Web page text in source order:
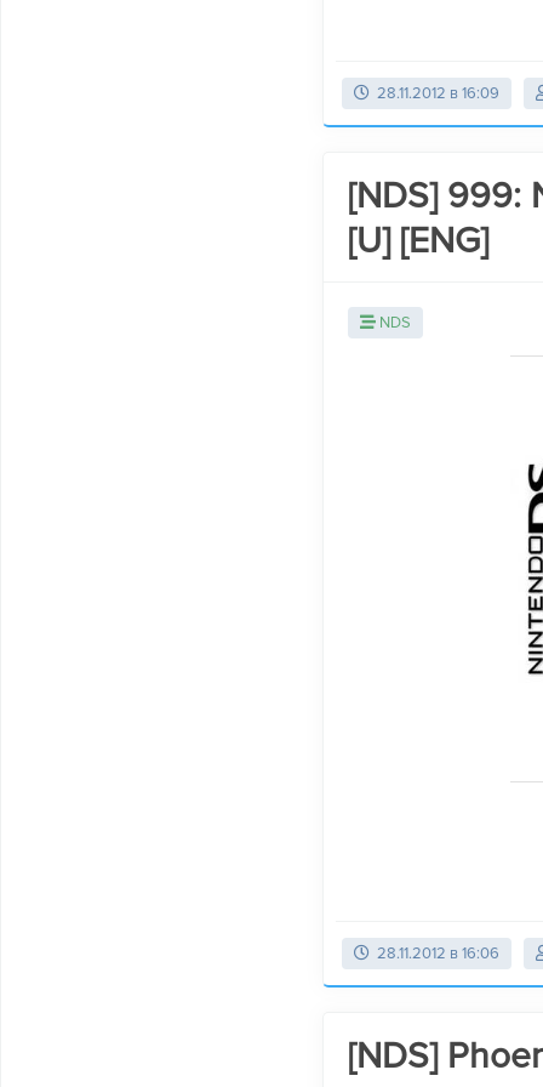
28.11.2012 в 16:09
[NDS] 999:
[U] [ENG]
NDS
28.11.2012 в 16:06
[NDS]